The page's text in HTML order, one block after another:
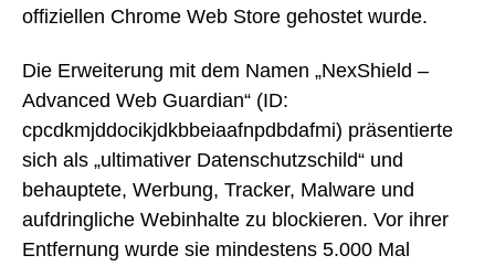
offiziellen Chrome Web Store gehostet wurde.
Die Erweiterung mit dem Namen „NexShield –
Advanced Web Guardian“ (ID:
cpcdkmjddocikjdkbbeiaafnpdbdafmi) präsentierte
sich als „ultimativer Datenschutzschild“ und
behauptete, Werbung, Tracker, Malware und
aufdringliche Webinhalte zu blockieren. Vor ihrer
Entfernung wurde sie mindestens 5.000 Mal